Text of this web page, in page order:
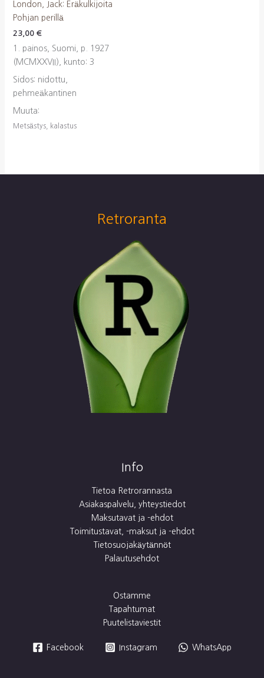
London, Jack: Eräkulkijoita
Pohjan perillä
23,00 €
1. painos, Suomi, p. 1927
(MCMXXVII), kunto: 3
Sidos: nidottu,
pehmeäkantinen
Muuta:
Metsästys, kalastus
Retroranta
Info
Tietoa Retrorannasta
Asiakaspalvelu, yhteystiedot
Maksutavat ja -ehdot
Toimitustavat, -maksut ja -ehdot
Tietosuojakäytännöt
Palautusehdot
Ostamme
Tapahtumat
Puutelistaviestit
Facebook Instagram WhatsApp